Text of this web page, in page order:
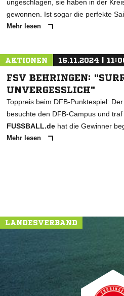
ungeschlagen, sie haben in der
gewonnen. Ist sogar die perfekte
Mehr lesen
AKTIONEN 16.11.2024 |
FSV BEHRINGEN:
UNVERGESSLICH"
Toppreis beim DFB-Punktespiel:
besuchte den DFB-Campus und traf
FUSSBALL.de hat die Gewinner
Mehr lesen
LANDESVERBAND